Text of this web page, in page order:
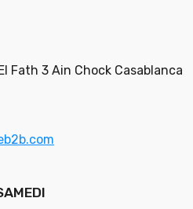
Fath 3 Ain Chock Casablanca